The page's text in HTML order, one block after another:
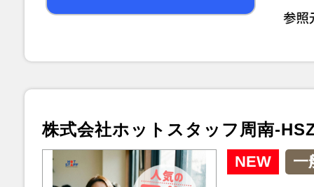
株式会社ホットスタッフ周南-
NEW 一